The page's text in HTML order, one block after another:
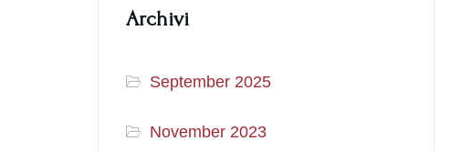
Archivi
September 2025
November 2023